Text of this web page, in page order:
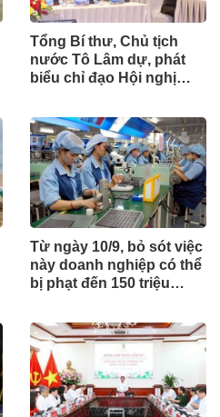
Tổng Bí thư, Chủ tịch
nước Tô Lâm dự, phát
biểu chỉ đạo Hội nghị
Từ ngày 10/9, bỏ sót việc
này doanh nghiệp có thể
bị phạt đến 150 triệu